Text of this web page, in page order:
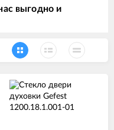
выгодно и